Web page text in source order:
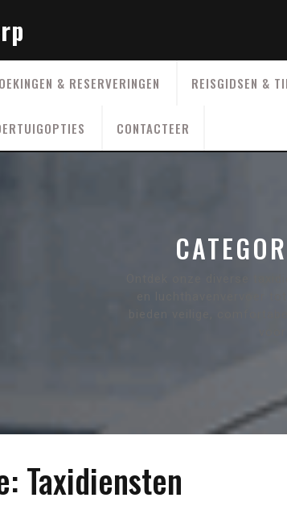
& RESERVERINGEN REISGIDSEN &
CONTACTEER
Ontdek onze diverse
en luchthavenvervoer
bieden veilige,
Taxidiensten